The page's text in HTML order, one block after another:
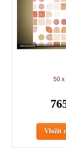
50 x
Vložit